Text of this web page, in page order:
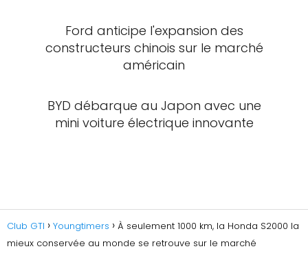
Ford anticipe l'expansion des
constructeurs chinois sur le marché
américain
BYD débarque au Japon avec une
mini voiture électrique innovante
Club GTI Youngtimers
À seulement 1000 km, la Honda S2000 la
mieux conservée au monde se retrouve sur le marché